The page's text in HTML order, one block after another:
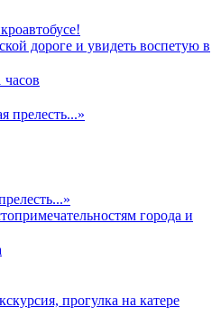
дороге и увидеть воспетую в
часов
города и